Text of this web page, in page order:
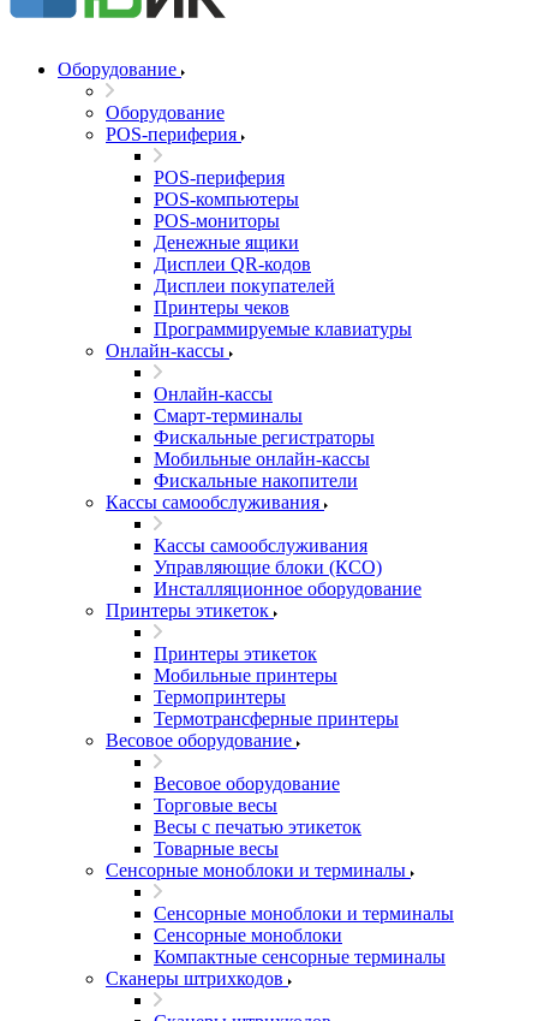
Оборудование
Оборудование
POS-периферия
POS-периферия
POS-компьютеры
POS-мониторы
Денежные ящики
Дисплеи QR-кодов
Дисплеи покупателей
Принтеры чеков
Программируемые клавиатуры
Онлайн-кассы
Онлайн-кассы
Смарт-терминалы
Фискальные регистраторы
Мобильные онлайн-кассы
Фискальные накопители
Кассы самообслуживания
Кассы самообслуживания
Управляющие блоки (КСО)
Инсталляционное оборудование
Принтеры этикеток
Принтеры этикеток
Мобильные принтеры
Термопринтеры
Термотрансферные принтеры
Весовое оборудование
Весовое оборудование
Торговые весы
Весы с печатью этикеток
Товарные весы
Сенсорные моноблоки и терминалы
Сенсорные моноблоки и терминалы
Сенсорные моноблоки
Компактные сенсорные терминалы
Сканеры штрихкодов